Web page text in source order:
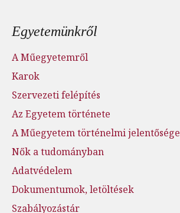
Lábléc menü
Egyetemünkről
A Műegyetemről
Karok
Szervezeti felépítés
Az Egyetem története
A Műegyetem történelmi jelentősége
Nők a tudományban
Adatvédelem
Dokumentumok, letöltések
Szabályozástár